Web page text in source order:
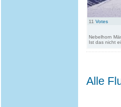
11 Votes
Nebelhorn
Ist das nicht
Alle